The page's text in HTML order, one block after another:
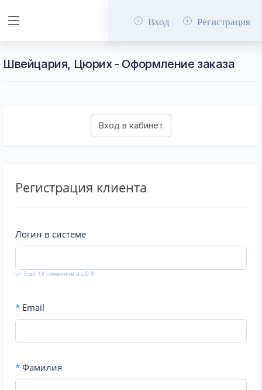
Вход Регистрация
Швейцария, Цюрих - Оформление заказа
Регистрация клиента
Логин в системе
от 3 до 13 символов a-z,0-9
* Email
* Фамилия